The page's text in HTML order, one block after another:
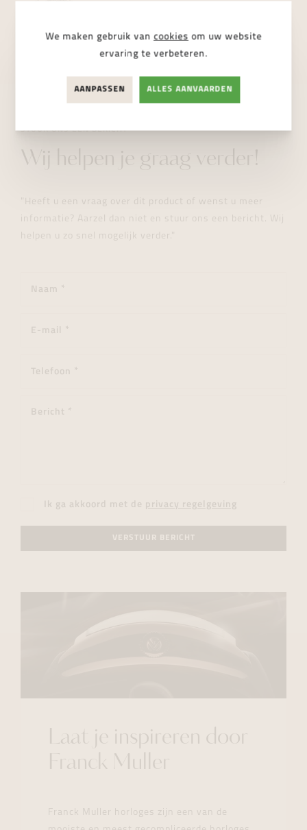
NIET BESCHIKBAAR
STUUR ONS EEN BERICHT
Wij helpen je graag verder!
"Heeft u een vraag over dit product of wenst u meer
informatie? Aarzel dan niet en stuur ons een bericht. Wij
helpen u zo snel mogelijk verder."
Ik ga akkoord met de privacy regelgeving
VERSTUUR BERICHT
Laat je inspireren door
Franck Muller
Franck Muller horloges zijn een van de
We maken gebruik van cookies om uw website
ervaring te verbeteren.
AANPASSEN ALLES AANVAARDEN